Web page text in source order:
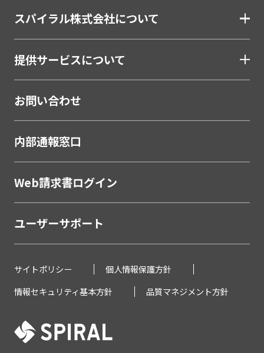
割賦・クレジット申込電子化
職域営業支援ソリューション
学校・教育機関
メーカー・製造
販売代理店営業支援システム
研究助成金公募管理システム
滞納通知システム
緊急問合せWeb受付アプリ
サイトポリシー
個人情報保護方針
情報セキュリティ基本方針
品質マネジメント方針
スパイラル株式会社について
提供サービスについて
お問い合わせ
内部通報窓口
Web請求書ログイン
ユーザーサポート